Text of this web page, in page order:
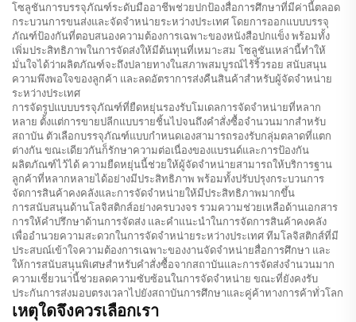
โซลูชันการบรรจุภัณฑ์ระดับมืออาชีพช่วยปกป้องสื่อการศึกษาที่มีค่านี้ตลอด
กระบวนการขนส่งและจัดจำหน่ายระหว่างประเทศ โดยการออกแบบบรรจุ
ภัณฑ์ป้องกันที่ตอบสนองความต้องการเฉพาะของหนังสือปกแข็ง พร้อมทั้ง
เพิ่มประสิทธิภาพในการจัดส่งให้มีต้นทุนที่เหมาะสม โซลูชันเหล่านี้ทำให้
มั่นใจได้ว่าผลิตภัณฑ์จะถึงปลายทางในสภาพสมบูรณ์ไร้ริ้วรอย สนับสนุน
ความพึงพอใจของลูกค้า และลดอัตราการส่งคืนสินค้าสำหรับผู้จัดจำหน่าย
ระหว่างประเทศ
การจัดรูปแบบบรรจุภัณฑ์ที่ยืดหยุ่นรองรับโมเดลการจัดจำหน่ายที่หลาก
หลาย ตั้งแต่การขายปลีกแบบรายชิ้นไปจนถึงคำสั่งซื้อจำนวนมากสำหรับ
สถาบัน ตัวเลือกบรรจุภัณฑ์แบบกำหนดเองสามารถรองรับกลุ่มตลาดที่แตก
ต่างกัน ขณะเดียวกันก็รักษาความต่อเนื่องของแบรนด์และการป้องกัน
ผลิตภัณฑ์ไว้ได้ ความยืดหยุ่นนี้ช่วยให้ผู้จัดจำหน่ายสามารถให้บริการฐาน
ลูกค้าที่หลากหลายได้อย่างมีประสิทธิภาพ พร้อมทั้งปรับปรุงกระบวนการ
จัดการสินค้าคงคลังและการจัดจำหน่ายให้มีประสิทธิภาพมากขึ้น
การสนับสนุนด้านโลจิสติกส์อย่างครบวงจร รวมความช่วยเหลือด้านเอกสาร
การให้คำปรึกษาด้านการจัดส่ง และคำแนะนำในการจัดการสินค้าคงคลัง
เพื่ออำนวยความสะดวกในการจัดจำหน่ายระหว่างประเทศ ทีมโลจิสติกส์ที่มี
ประสบณ์เข้าใจความต้องการเฉพาะของงานจัดจำหน่ายสื่อการศึกษา และ
ให้การสนับสนุนพิเศษสำหรับคำสั่งซื้อจากสถาบันและการจัดส่งจำนวนมาก
ความเชี่ยวนา่นี้ช่วยลดความซับซ้อนในการจัดจำหน่าย ขณะที่ยังคงรับ
ประกันการส่งมอบตรงเวลาไปยังสถาบันการศึกษาและคู่ค้าทางการค้าทั่วโลก
เหตุใดจึงควรเลือกเรา